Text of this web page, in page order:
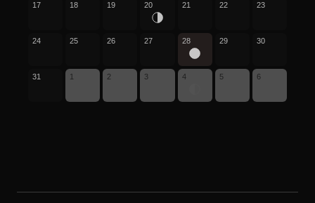
17 18 19 20 21 22 23
24 25 26 27 28 29 30
31 1 2 3 4 5 6